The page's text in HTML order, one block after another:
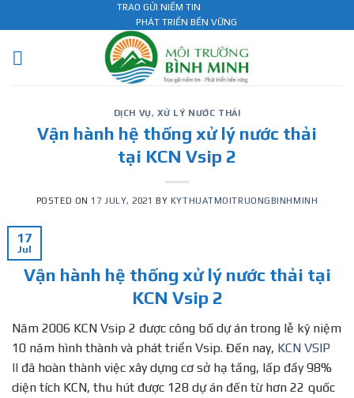
to
content
TRAO GỬI NIỀM TIN
PHÁT TRIỂN BỀN VỮNG
DỊCH VỤ, XỬ LÝ NƯỚC THẢI
Vận hành hệ thống xử lý nước thải
tại KCN Vsip 2
POSTED ON 17 JULY, 2021 BY KYTHUATMOITRUONGBINHMINH
17
Jul
Vận hành hệ thống xử lý nước thải tại
KCN Vsip 2
Năm 2006 KCN Vsip 2 được công bố dự án trong lễ kỹ niệm
10 năm hình thành và phát triển Vsip. Đến nay, KCN VSIP
II đã hoàn thành việc xây dựng cơ sở hạ tầng, lấp đầy 98%
diện tích KCN, thu hút được 128 dự án đến từ hơn 22 quốc